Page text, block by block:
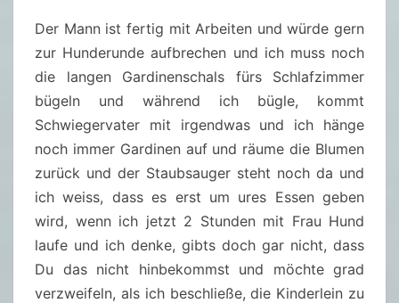
Der Mann ist fertig mit Arbeiten und würde gern
zur Hunderunde aufbrechen und ich muss noch
die langen Gardinenschals fürs Schlafzimmer
bügeln und während ich bügle, kommt
Schwiegervater mit irgendwas und ich hänge
noch immer Gardinen auf und räume die Blumen
zurück und der Staubsauger steht noch da und
ich weiss, dass es erst um ures Essen geben
wird, wenn ich jetzt 2 Stunden mit Frau Hund
laufe und ich denke, gibts doch gar nicht, dass
Du das nicht hinbekommst und möchte grad
verzweifeln, als ich beschließe, die Kinderlein zu